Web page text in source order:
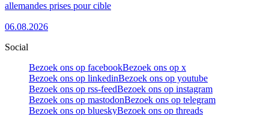
allemandes prises pour cible
06.08.2026
Social
Bezoek ons op facebookBezoek ons op x
Bezoek ons op linkedinBezoek ons op youtube
Bezoek ons op rss-feedBezoek ons op instagram
Bezoek ons op mastodonBezoek ons op telegram
Bezoek ons op blueskyBezoek ons op threads